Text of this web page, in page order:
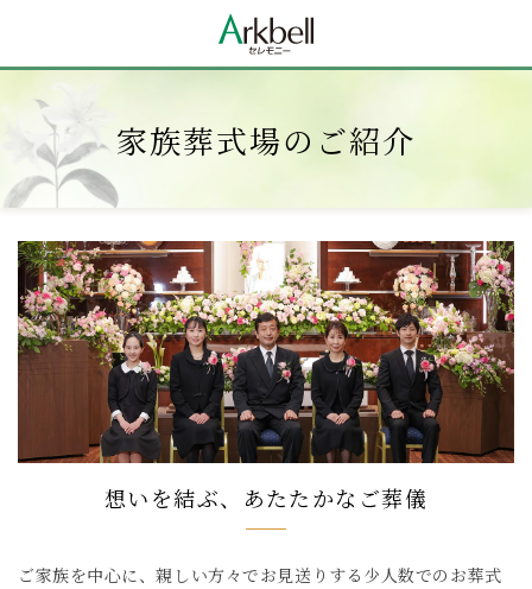
家族葬式場のご紹介
想いを結ぶ、あたたかなご葬儀
ご家族を中心に、親しい方々でお見送りする少人数でのお葬式